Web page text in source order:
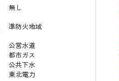
無し
準防火地域
公営水道
都市ガス
公共下水
東北電力